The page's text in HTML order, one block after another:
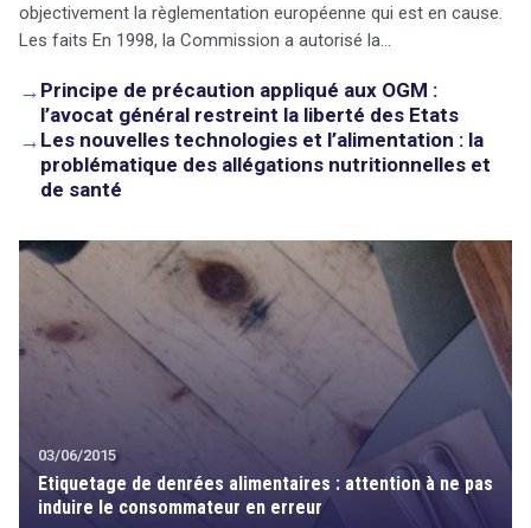
objectivement la règlementation européenne qui est en cause.
Les faits En 1998, la Commission a autorisé la…
→ Principe de précaution appliqué aux OGM :
l’avocat général restreint la liberté des Etats
→ Les nouvelles technologies et l’alimentation : la
problématique des allégations nutritionnelles et
de santé
03/06/2015
Etiquetage de denrées alimentaires : attention à ne pas
induire le consommateur en erreur
search